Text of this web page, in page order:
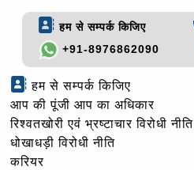
हम से सम्पर्क किजिए
+91-8976862090
हम से सम्पर्क किजिए
आप की पूंजी आप का अधिकार
रिश्वतखोरी एवं भ्रष्टाचार विरोधी नीति
धोखाधड़ी विरोधी नीति
करियर